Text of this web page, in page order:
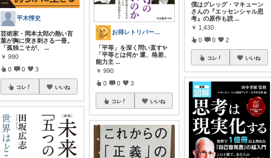
平木惇史
芸術家・岡本太郎の熱い言
葉が胸に突き刺さる一冊。
「孤独こそが、
...
￥ 990
0 0 3
コレ いいね
お得レトリバー お買い得大好き犬
「平等」を深く問い直す✨
「平等とは何か 運、格差、
能力主 ...
￥ 990
0 0 3
コレ いいね
僕はグレッグ・マキューン
さんの『エッセンシャル思
考』の原作も読 ...
￥ 1,430
0 0 2
コレ いいね